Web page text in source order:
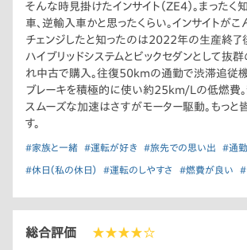
そんな時見掛けたインサイト（ZE4）。まった
車、逆輸入車かと思ったくらい。インサイトが
チェンジしたと知ったのは2022年の生産終了
ハイブリッドシステムとビックセダンとして抜
れ中古で購入。往復50kmの通勤で渋滞追従
ブレーキを積極的に使い約25km/Lの低燃費
スムーズな加速はさすがモーター駆動。もっ
す。
#家族と一緒 #運転が好き #旅先での思い出 #通勤
#休日（私の休日） #運転のしやすさ #燃費が良い #
総合評価 ★★★★☆